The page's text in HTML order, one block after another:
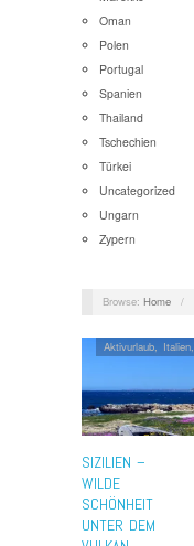
Oman
Polen
Portugal
Spanien
Thailand
Tschechien
Türkei
Uncategorized
Ungarn
Zypern
Browse: Home /
SIZILIEN –
WILDE
SCHÖNHEIT
UNTER DEM
Aktivurlaub, Italien,